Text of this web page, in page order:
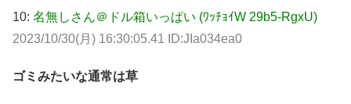
10: 名無しさん＠ドル箱いっぱい (ﾜｯﾁｮｲW 29b5-RgxU)
2023/10/30(月) 16:30:05.41 ID:JIa034ea0
ゴミみたいな通常は草